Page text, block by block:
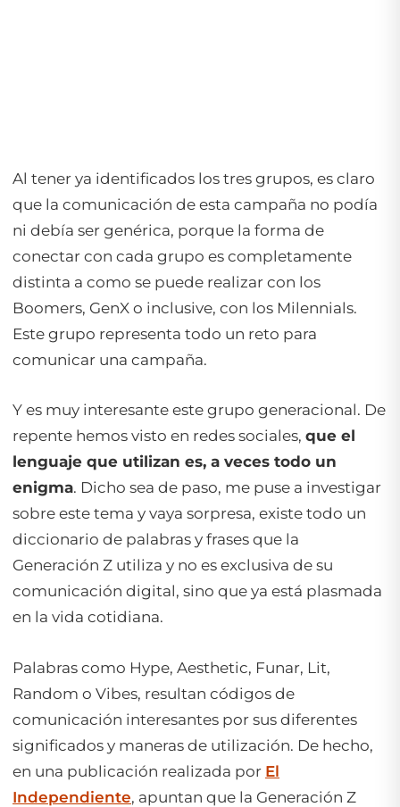
Al tener ya identificados los tres grupos, es claro
que la comunicación de esta campaña no podía
ni debía ser genérica, porque la forma de
conectar con cada grupo es completamente
distinta a como se puede realizar con los
Boomers, GenX o inclusive, con los Milennials.
Este grupo representa todo un reto para
comunicar una campaña.
Y es muy interesante este grupo generacional. De
repente hemos visto en redes sociales, que el
lenguaje que utilizan es, a veces todo un
enigma. Dicho sea de paso, me puse a investigar
sobre este tema y vaya sorpresa, existe todo un
diccionario de palabras y frases que la
Generación Z utiliza y no es exclusiva de su
comunicación digital, sino que ya está plasmada
en la vida cotidiana.
Palabras como Hype, Aesthetic, Funar, Lit,
Random o Vibes, resultan códigos de
comunicación interesantes por sus diferentes
significados y maneras de utilización. De hecho,
en una publicación realizada por El
Independiente, apuntan que la Generación Z